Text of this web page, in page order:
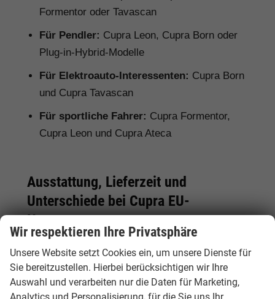
Formentor oder Tavascan
Für Pendler: Cupra Leon, Cupra Born oder
Plug-in-Hybrid-Modelle
Für Elektroauto-Interessenten: Cupra Born
und Cupra Tavascan
Für sportliche Fahrer: Cupra Formentor,
Cupra Leon und Cupra Ateca
Ausstattung, Lieferzeit und
Unterschiede bei Cupra EU-
Neuwagen
Bei einem Cupra EU-Neuwagen kann die
Serienausstattung je nach Herkunftsland vom
deutschen Modell abweichen. Deshalb lohnt
sich ein genauer Vergleich. Hamburgcars achtet
Wir respektieren Ihre Privatsphäre
Unsere Website setzt Cookies ein, um unsere Dienste für
Sie bereitzustellen. Hierbei berücksichtigen wir Ihre
Auswahl und verarbeiten nur die Daten für Marketing,